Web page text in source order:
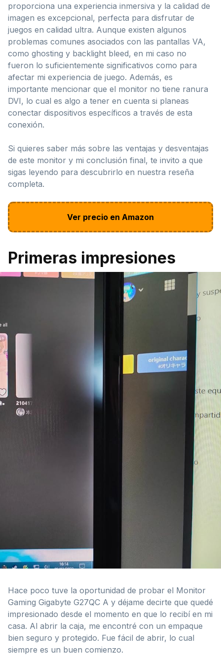
proporciona una experiencia inmersiva y la calidad de
imagen es excepcional, perfecta para disfrutar de
juegos en calidad ultra. Aunque existen algunos
problemas comunes asociados con las pantallas VA,
como ghosting y backlight bleed, en mi caso no
fueron lo suficientemente significativos como para
afectar mi experiencia de juego. Además, es
importante mencionar que el monitor no tiene ranura
DVI, lo cual es algo a tener en cuenta si planeas
conectar dispositivos específicos a través de esta
conexión.
Si quieres saber más sobre las ventajas y desventajas
de este monitor y mi conclusión final, te invito a que
sigas leyendo para descubrirlo en nuestra reseña
completa.
Ver precio en Amazon
Primeras impresiones
Hace poco tuve la oportunidad de probar el Monitor
Gaming Gigabyte G27QC A y déjame decirte que quedé
impresionado desde el momento en que lo recibí en mi
casa. Al abrir la caja, me encontré con un empaque
bien seguro y protegido. Fue fácil de abrir, lo cual
siempre es un buen comienzo.